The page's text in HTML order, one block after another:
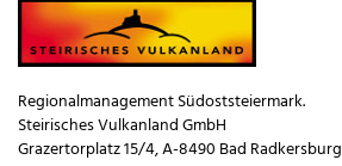
Regionalmanagement Südoststeiermark.
Steirisches Vulkanland GmbH
Grazertorplatz 15/4, A-8490 Bad Radkersburg